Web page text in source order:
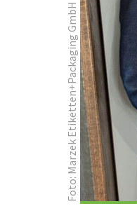
Foto: Marzek Etiketten+Packaging GmbH